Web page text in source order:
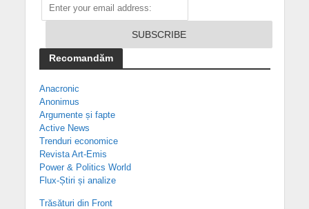
Recomandăm
Anacronic
Anonimus
Argumente și fapte
Active News
Trenduri economice
Revista Art-Emis
Power & Politics World
Flux-Știri și analize
Trăsături din Front